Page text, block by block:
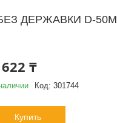
ДЕРЖАВКИ D-
₸
Код: 301744
Купить